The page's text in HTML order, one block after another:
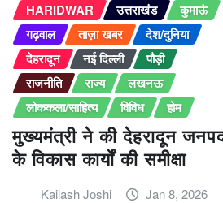
HARIDWAR उत्तराखंड
कुमाऊं
गढ़वाल
ताज़ा खबर
देश/दुनिया
देहरादून
नई दिल्ली
पौड़ी
राजनीति
राज्य
लखनऊ
लोककला/साहित्य
विविध होम
मुख्यमंत्री ने की देहरादून
के विकास कार्यों की समीक्षा
Kailash Joshi Jan 8, 2026